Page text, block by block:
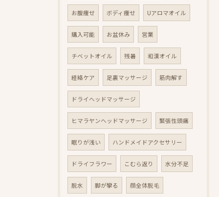
お腹痩せ ボディ痩せ Uアロマオイル
購入可能 お盆休み 営業
チベットオイル 残暑 和漢オイル
経絡ケア 足裏マッサージ 筋肉解す
ドライヘッドマッサージ
ヒマラヤンヘッドマッサージ 緊張性頭痛
眠りが浅い ハンドメイドアクセサリー
ドライフラワー こむら返り 水分不足
脱水 脚が攣る 顔全体脱毛